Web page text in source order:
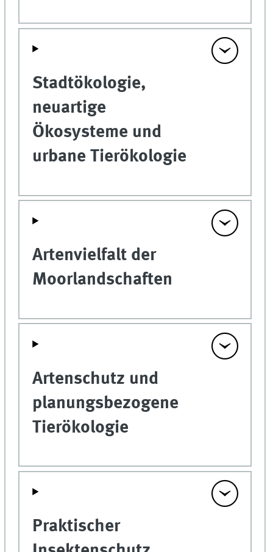
Stadtökologie,
neuartige
Ökosysteme und
urbane Tierökologie
Artenvielfalt der
Moorlandschaften
Artenschutz und
planungsbezogene
Tierökologie
Praktischer